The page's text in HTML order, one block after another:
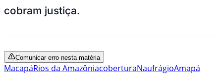
cobram justiça.
Comunicar erro nesta matéria
MacapáRios da AmazôniacoberturaNaufrágioAmapá